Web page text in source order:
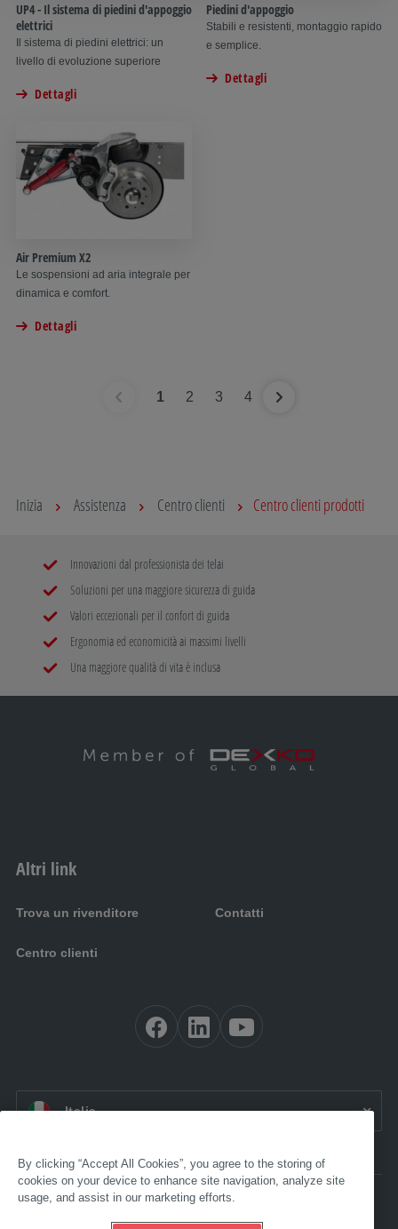
UP4 - Il sistema di piedini d'appoggio
elettrici
Il sistema di piedini elettrici: un
livello di evoluzione superiore
Dettagli
Piedini d'appoggio
Stabili e resistenti, montaggio rapido
e semplice.
Dettagli
Air Premium X2
Le sospensioni ad aria integrale per
dinamica e comfort.
Dettagli
1 2 3 4
Inizia Assistenza Centro clienti Centro clienti prodotti
Innovazioni dal professionista dei telai
Soluzioni per una maggiore sicurezza di guida
Valori eccezionali per il confort di guida
Ergonomia ed economicità ai massimi livelli
Una maggiore qualità di vita è inclusa
Altri link
Trova un rivenditore Contatti
Centro clienti
IT: Italia
Accessibilità
Note legali
By clicking “Accept All Cookies”, you agree to the storing of
cookies on your device to enhance site navigation, analyze site
usage, and assist in our marketing efforts.